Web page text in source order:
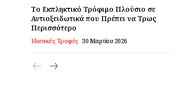
Το Εκπληκτικό Τρόφιμο Πλούσιο σε
Αντιοξειδωτικά που Πρέπει να Τρως
Περισσότερο
Ιδανικές Τροφές 30 Μαρτίου 2026